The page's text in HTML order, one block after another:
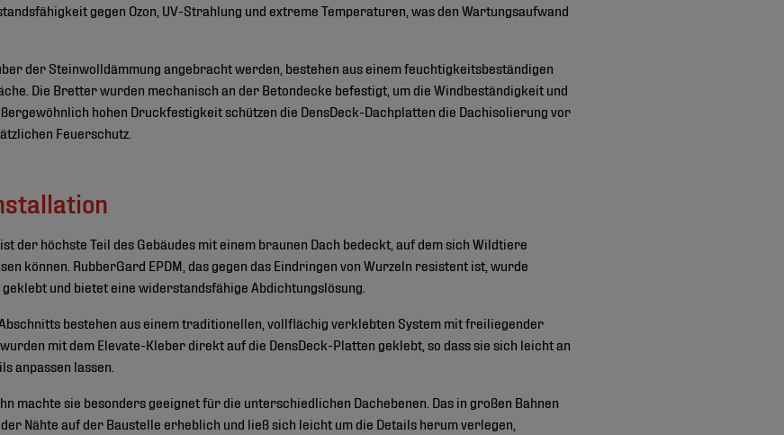
gegen Ozon, UV-Strahlung und extreme Temperaturen, was den Wartungsaufwand
der Steinwolldämmung angebracht werden, bestehen aus einem feuchtigkeitsbeständigen
Die Bretter wurden mechanisch an der Betondecke befestigt, um die Windbeständigkeit und
hohen Druckfestigkeit schützen die DensDeck-Dachplatten die Dachisolierung vor
Feuerschutz.
der höchste Teil des Gebäudes mit einem braunen Dach bedeckt, auf dem sich Wildtiere
können. RubberGard EPDM, das gegen das Eindringen von Wurzeln resistent ist, wurde
und bietet eine widerstandsfähige Abdichtungslösung.
bestehen aus einem traditionellen, vollflächig verklebten System mit freiliegender
mit dem Elevate-Kleber direkt auf die DensDeck-Platten geklebt, so dass sie sich leicht an
anpassen lassen.
machte sie besonders geeignet für die unterschiedlichen Dachebenen. Das in großen Bahnen
Nähte auf der Baustelle erheblich und ließ sich leicht um die Details herum verlegen,